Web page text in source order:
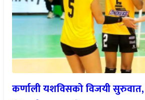
कर्णाली यशविसको विजयी